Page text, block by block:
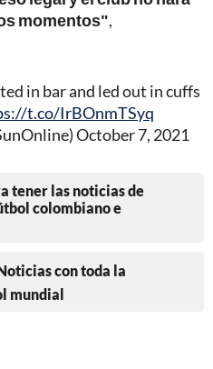
momentos",
in bar and led out in cuffs
t.co/IrBOnmTSyq
October 7, 2021
tener las noticias de
colombiano e
con toda la
mundial